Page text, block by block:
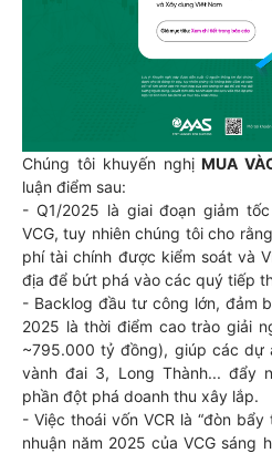
Chúng tôi khuyến nghịMUA
luận điểm sau:
- Q1/2025 là giai đoạn giảm
VCG, tuy nhiên chúng tôi cho
phí tài chính được kiểm soát và
địa để bứt phá vào các quý tiếp
- Backlog đầu tư công lớn, đảm
2025 là thời điểm cao trào giải
~795.000 tỷ đồng), giúp các dự
vành đai 3, Long Thành... đẩy
phần đột phá doanh thu xây lắp.
- Việc thoái vốn VCR là “đòn
nhuận năm 2025 của VCG sáng